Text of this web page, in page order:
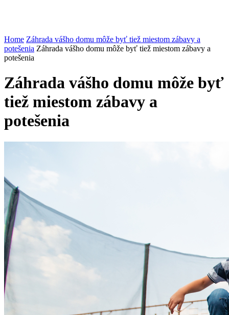
Home Záhrada vášho domu môže byť tiež miestom zábavy a
potešenia Záhrada vášho domu môže byť tiež miestom zábavy a
potešenia
Záhrada vášho domu môže byť
tiež miestom zábavy a
potešenia